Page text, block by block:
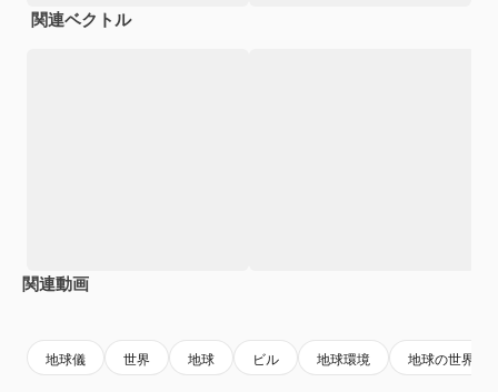
関連ベクトル
関連動画
地球儀 世界 地球 ビル 地球環境 地球の世界